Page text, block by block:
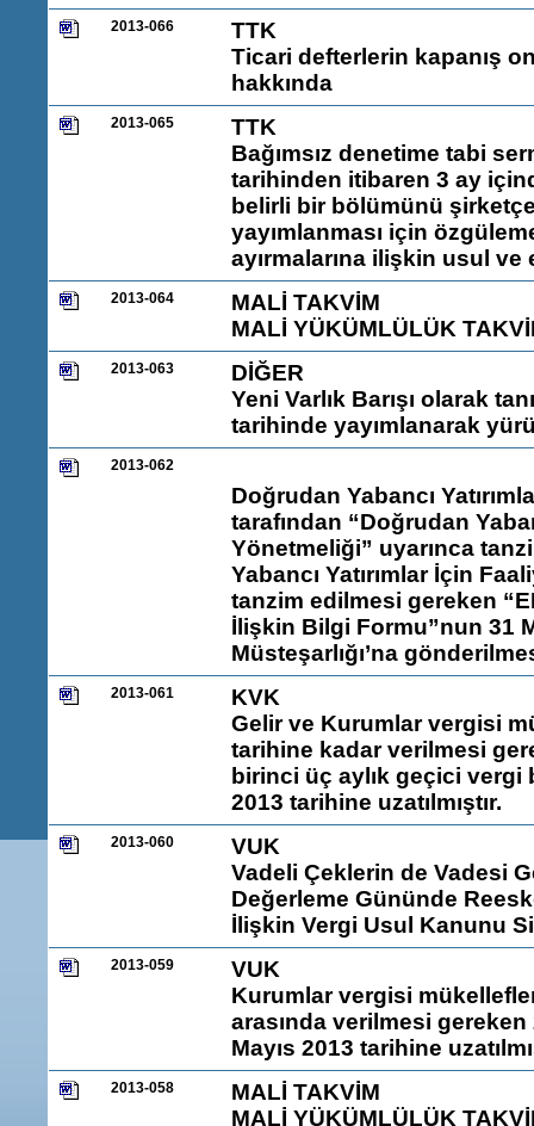
2013-066
TTK
Ticari defterlerin kapanış
hakkında
2013-065
TTK
Bağımsız denetime tabi
tarihinden itibaren 3 ay
belirli bir bölümünü
yayımlanması için
ayırmalarına ilişkin usul
2013-064
MALİ TAKVİM
MALİ YÜKÜMLÜLÜK
2013-063
DİĞER
Yeni Varlık Barışı olarak
tarihinde yayımlanarak
2013-062
Doğrudan Yabancı
tarafından “Doğrudan
Yönetmeliği” uyarınca
Yabancı Yatırımlar İçin
tanzim edilmesi gereken
İlişkin Bilgi Formu”nun 31
Müsteşarlığı’na
2013-061
KVK
Gelir ve Kurumlar vergisi
tarihine kadar verilmesi
birinci üç aylık geçici vergi
2013 tarihine uzatılmıştır.
2013-060
VUK
Vadeli Çeklerin de Vadesi
Değerleme Gününde
İlişkin Vergi Usul Kanunu
2013-059
VUK
Kurumlar vergisi
arasında verilmesi
Mayıs 2013 tarihine
2013-058
MALİ TAKVİM
MALİ YÜKÜMLÜLÜK